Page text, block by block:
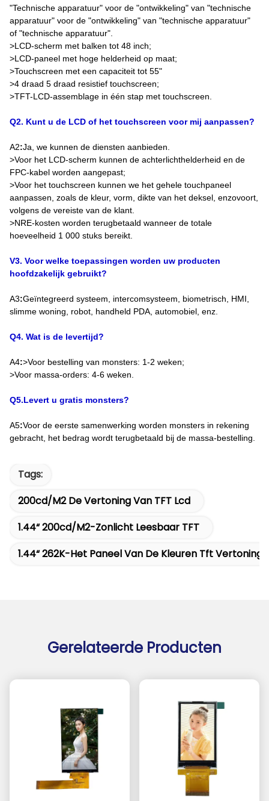
"Technische apparatuur" voor de "ontwikkeling" van "technische
apparatuur" voor de "ontwikkeling" van "technische apparatuur"
of "technische apparatuur".
>LCD-scherm met balken tot 48 inch;
>LCD-paneel met hoge helderheid op maat;
>Touchscreen met een capaciteit tot 55"
>4 draad 5 draad resistief touchscreen;
>TFT-LCD-assemblage in één stap met touchscreen.
Q2. Kunt u de LCD of het touchscreen voor mij aanpassen?
A2:Ja, we kunnen de diensten aanbieden.
>Voor het LCD-scherm kunnen de achterlichthelderheid en de
FPC-kabel worden aangepast;
>Voor het touchscreen kunnen we het gehele touchpaneel
aanpassen, zoals de kleur, vorm, dikte van het deksel, enzovoort,
volgens de vereiste van de klant.
>NRE-kosten worden terugbetaald wanneer de totale
hoeveelheid 1 000 stuks bereikt.
V3. Voor welke toepassingen worden uw producten
hoofdzakelijk gebruikt?
A3:Geïntegreerd systeem, intercomsysteem, biometrisch, HMI,
slimme woning, robot, handheld PDA, automobiel, enz.
Q4. Wat is de levertijd?
A4:>Voor bestelling van monsters: 1-2 weken;
>Voor massa-orders: 4-6 weken.
Q5.Levert u gratis monsters?
A5:Voor de eerste samenwerking worden monsters in rekening
gebracht, het bedrag wordt terugbetaald bij de massa-bestelling.
Tags:
200cd/m2 De Vertoning Van TFT Lcd
1.44“ 200cd/m2-Zonlicht Leesbaar TFT
1.44“ 262K-Het Paneel Van De Kleuren Tft Vertoning
Gerelateerde Producten